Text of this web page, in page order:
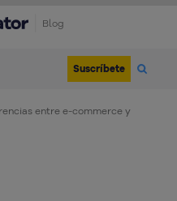
Blog
Suscríbete
entre e-commerce y